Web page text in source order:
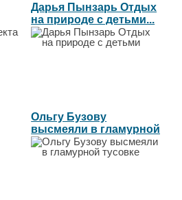
Дарья Пынзарь Отдых
на природе с детьми...
Ольгу Бузову
высмеяли в гламурной
тусовке...